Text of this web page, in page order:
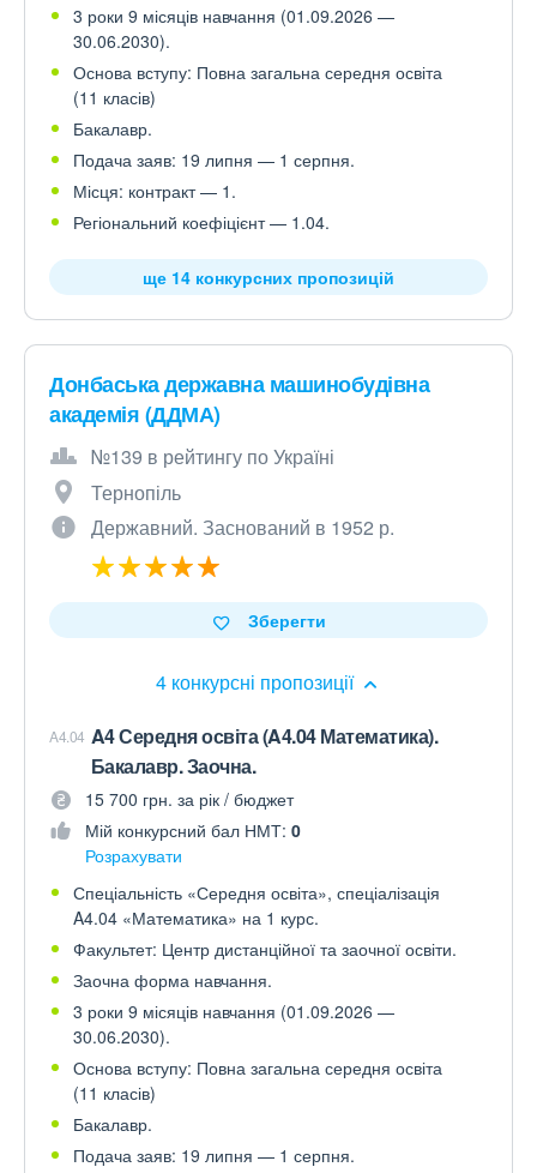
3 роки 9 місяців навчання (01.09.2026 —
30.06.2030).
Основа вступу: Повна загальна середня освіта
(11 класів)
Бакалавр.
Подача заяв: 19 липня — 1 серпня.
Місця: контракт — 1.
Регіональний коефіцієнт — 1.04.
ще 14 конкурсних пропозицій
Донбаська державна машинобудівна
академія (ДДМА)
№139 в рейтингу по Україні
Тернопіль
Державний. Заснований в 1952 р.
4 конкурсні пропозиції
Зберегти
A4.04 A4 Середня освіта (A4.04 Математика).
Бакалавр. Заочна.
15 700 грн. за рік / бюджет
Мій конкурсний бал НМТ: 0
Розрахувати
Спеціальність «Середня освіта», спеціалізація
A4.04 «Математика» на 1 курс.
Факультет: Центр дистанційної та заочної освіти.
Заочна форма навчання.
3 роки 9 місяців навчання (01.09.2026 —
30.06.2030).
Основа вступу: Повна загальна середня освіта
(11 класів)
Бакалавр.
Подача заяв: 19 липня — 1 серпня.